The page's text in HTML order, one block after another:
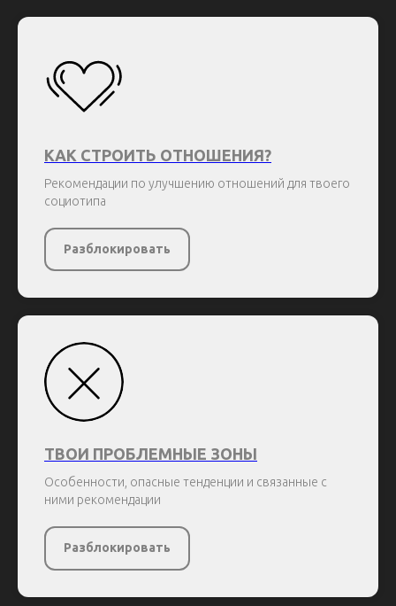
КАК СТРОИТЬ ОТНОШЕНИЯ?
Рекомендации по улучшению отношений для твоего
социотипа
Разблокировать
ТВОИ ПРОБЛЕМНЫЕ ЗОНЫ
Особенности, опасные тенденции и связанные с
ними рекомендации
Разблокировать